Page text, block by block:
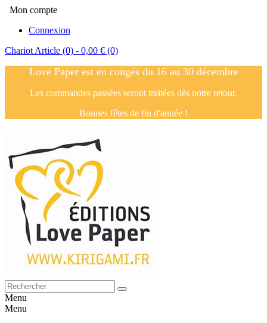
Mon compte
Connexion
Chariot Article (0) - 0,00 € (0)
Love Paper est en congés du 16 au 30 décembre
Les commandes passées seront traitées dès notre retour.
Bonnes fêtes de fin d'année !
Menu
Menu